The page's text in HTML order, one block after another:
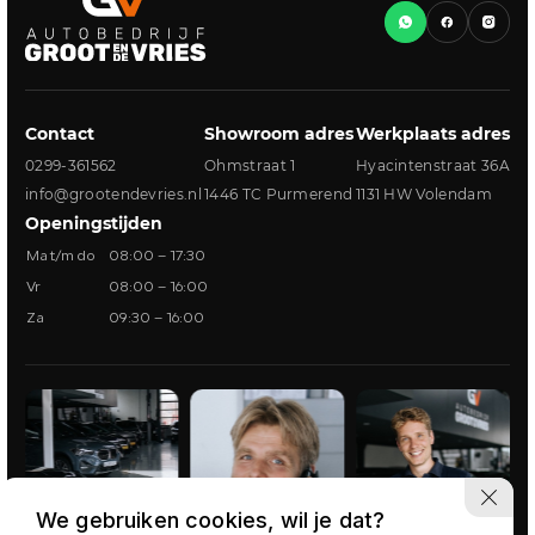
Contact
0299-361562
info@grootendevries.nl
Showroom adres
Ohmstraat 1
1446 TC Purmerend
Werkplaats adres
Hyacintenstraat 36A
1131 HW Volendam
Openingstijden
Ma t/m do 08:00 – 17:30
Vr 08:00 – 16:00
Za 09:30 – 16:00
We gebruiken cookies, wil je dat?